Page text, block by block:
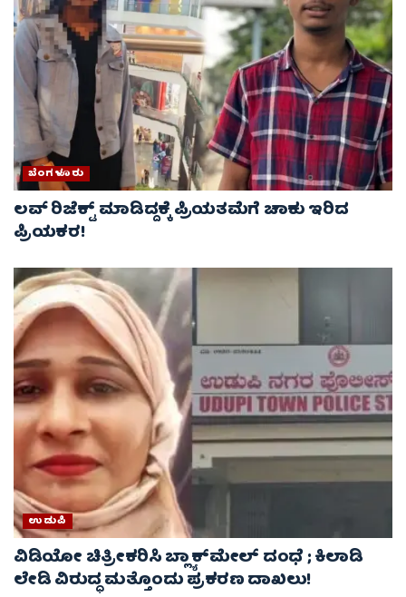
ಬೆಂಗಳೂರು
ಲವ್‌ ರಿಜೆಕ್ಟ್‌ ಮಾಡಿದ್ದಕ್ಕೆ ಪ್ರಿಯತಮೆಗೆ ಚಾಕು ಇರಿದ
ಪ್ರಿಯಕರ!
ಉಡುಪಿ
ವಿಡಿಯೋ ಚಿತ್ರೀಕರಿಸಿ ಬ್ಲ್ಯಾಕ್‌ಮೇಲ್ ದಂಧೆ ; ಕಿಲಾಡಿ
ಲೇಡಿ ವಿರುದ್ಧ ಮತ್ತೊಂದು ಪ್ರಕರಣ ದಾಖಲು!